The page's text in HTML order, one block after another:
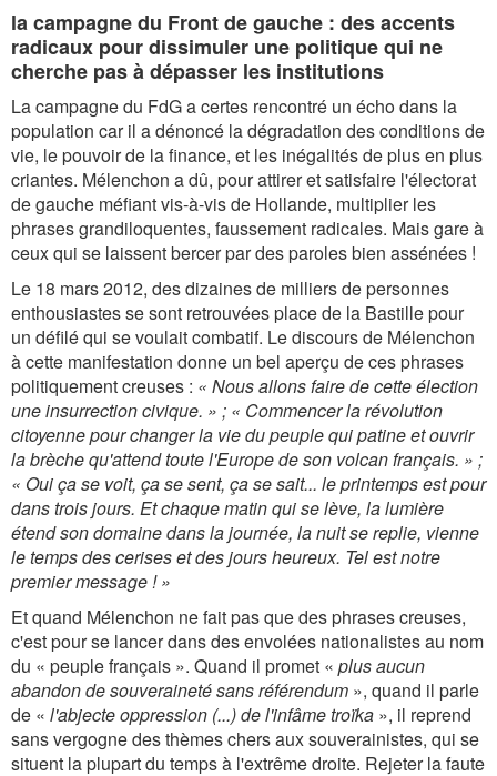
la campagne du Front de gauche : des accents
radicaux pour dissimuler une politique qui ne
cherche pas à dépasser les institutions
La campagne du FdG a certes rencontré un écho dans la
population car il a dénoncé la dégradation des conditions de
vie, le pouvoir de la finance, et les inégalités de plus en plus
criantes. Mélenchon a dû, pour attirer et satisfaire l'électorat
de gauche méfiant vis-à-vis de Hollande, multiplier les
phrases grandiloquentes, faussement radicales. Mais gare à
ceux qui se laissent bercer par des paroles bien assénées !
Le 18 mars 2012, des dizaines de milliers de personnes
enthousiastes se sont retrouvées place de la Bastille pour
un défilé qui se voulait combatif. Le discours de Mélenchon
à cette manifestation donne un bel aperçu de ces phrases
politiquement creuses : « Nous allons faire de cette élection
une insurrection civique. » ; « Commencer la révolution
citoyenne pour changer la vie du peuple qui patine et ouvrir
la brèche qu'attend toute l'Europe de son volcan français. » ;
« Oui ça se voit, ça se sent, ça se sait... le printemps est pour
dans trois jours. Et chaque matin qui se lève, la lumière
étend son domaine dans la journée, la nuit se replie, vienne
le temps des cerises et des jours heureux. Tel est notre
premier message ! »
Et quand Mélenchon ne fait pas que des phrases creuses,
c'est pour se lancer dans des envolées nationalistes au nom
du « peuple français ». Quand il promet « plus aucun
abandon de souveraineté sans référendum », quand il parle
de « l'abjecte oppression (...) de l'infâme troïka », il reprend
sans vergogne des thèmes chers aux souverainistes, qui se
situent la plupart du temps à l'extrême droite. Rejeter la faute